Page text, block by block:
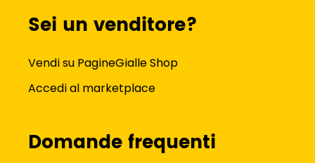
Sei un venditore?
Vendi su PagineGialle Shop
Accedi al marketplace
Domande frequenti